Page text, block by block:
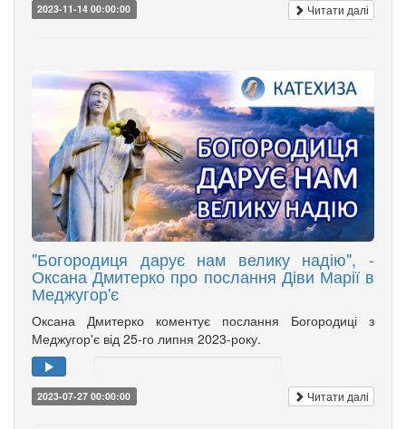
2023-11-14 00:00:00 Читати далі
"Богородиця дарує нам велику надію", -
Оксана Дмитерко про послання Діви Марії в
Меджугор'є
Оксана Дмитерко коментує послання Богородиці з
Меджугор'є від 25-го липня 2023-року.
2023-07-27 00:00:00 Читати далі